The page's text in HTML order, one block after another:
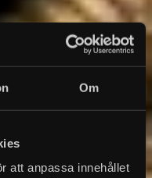
Om
att anpassa innehållet